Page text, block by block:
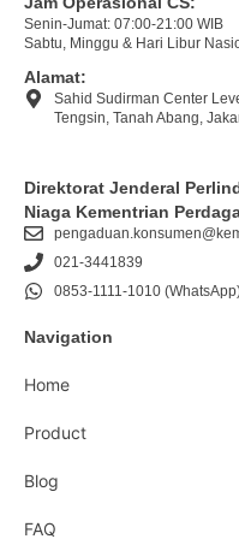
Senin-Jumat: 07:00-21:00 WIB
Sabtu, Minggu & Hari Libur
Alamat:
Sahid Sudirman Center
Tengsin, Tanah Abang,
Direktorat Jenderal
Niaga Kementrian
021-3441839
0853-1111-1010
Navigation
Home
Product
Blog
FAQ